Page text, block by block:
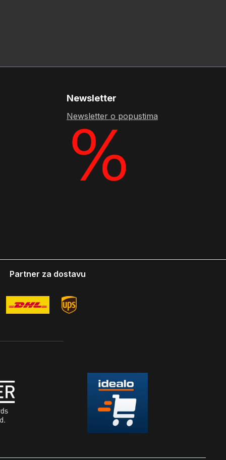
Newsletter
Newsletter o popustima
Partner za dostavu